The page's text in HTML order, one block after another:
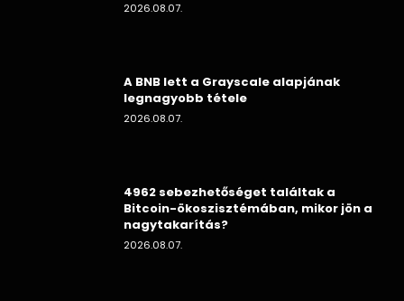
2026.08.07.
A BNB lett a Grayscale alapjának
legnagyobb tétele
2026.08.07.
4962 sebezhetőséget találtak a
Bitcoin-ökoszisztémában, mikor jön a
nagytakarítás?
2026.08.07.